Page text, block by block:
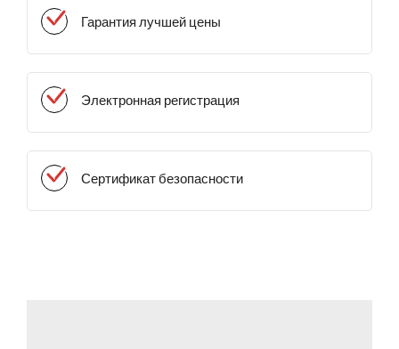
Гарантия лучшей цены
Электронная регистрация
Сертификат безопасности